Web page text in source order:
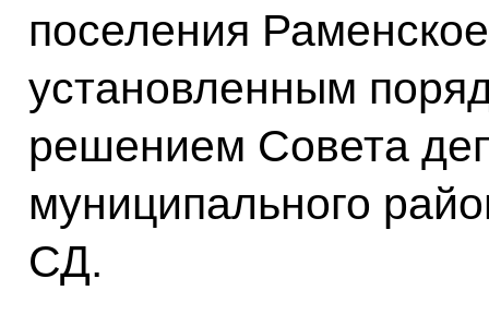
поселения
установленным
решением Совета
муниципального
СД.